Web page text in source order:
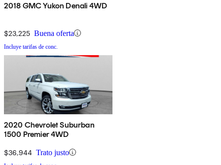
2018 GMC Yukon Denali 4WD
$23,225 Buena oferta
Incluye tarifas de conc.
2020 Chevrolet Suburban
1500 Premier 4WD
$36,944 Trato justo